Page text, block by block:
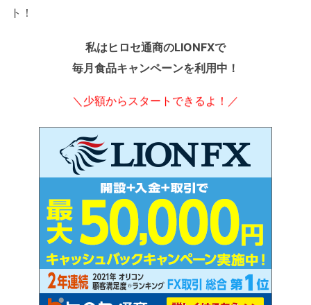
ト！
私はヒロセ通商のLIONFXで
毎月食品キャンペーンを利用中！
＼少額からスタートできるよ！／